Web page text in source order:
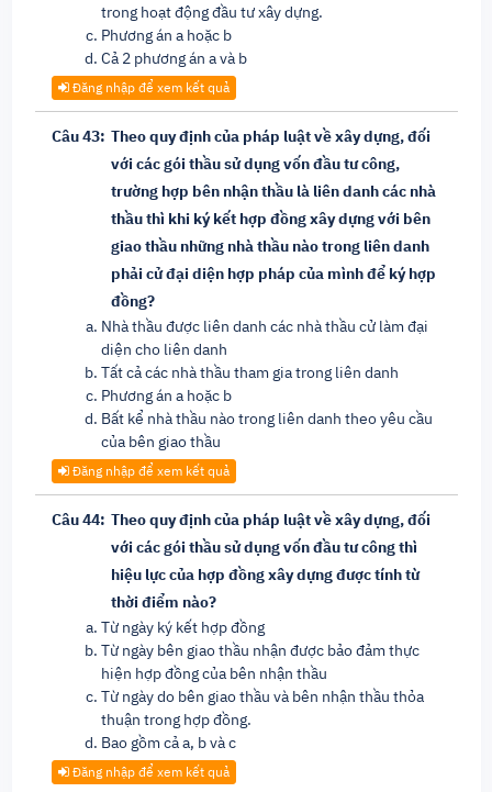
trong hoạt động đầu tư xây dựng.
Phương án a hoặc b
Cả 2 phương án a và b
Đăng nhập để xem kết quả
Câu 43: Theo quy định của pháp luật về xây dựng, đối
với các gói thầu sử dụng vốn đầu tư công,
trường hợp bên nhận thầu là liên danh các nhà
thầu thì khi ký kết hợp đồng xây dựng với bên
giao thầu những nhà thầu nào trong liên danh
phải cử đại diện hợp pháp của mình để ký hợp
đồng?
Nhà thầu được liên danh các nhà thầu cử làm đại
diện cho liên danh
Tất cả các nhà thầu tham gia trong liên danh
Phương án a hoặc b
Bất kể nhà thầu nào trong liên danh theo yêu cầu
của bên giao thầu
Đăng nhập để xem kết quả
Câu 44: Theo quy định của pháp luật về xây dựng, đối
với các gói thầu sử dụng vốn đầu tư công thì
hiệu lực của hợp đồng xây dựng được tính từ
thời điểm nào?
Từ ngày ký kết hợp đồng
Từ ngày bên giao thầu nhận được bảo đảm thực
hiện hợp đồng của bên nhận thầu
Từ ngày do bên giao thầu và bên nhận thầu thỏa
thuận trong hợp đồng.
Bao gồm cả a, b và c
Đăng nhập để xem kết quả